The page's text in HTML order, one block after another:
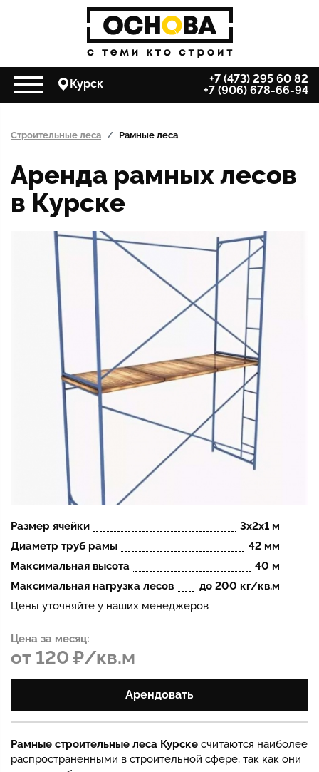
Курск
+7 (473) 295 60 82
+7 (906) 678-66-94
Строительные леса Рамные леса
Аренда рамных лесов
в Курске
Размер ячейки
3х2х1 м
Диаметр труб рамы
42 мм
Максимальная высота
40 м
Максимальная нагрузка лесов
до 200 кг/кв.м
Цены уточняйте у наших менеджеров
Цена за месяц:
от 120 ₽/кв.м
Арендовать
Рамные строительные леса Курске считаются наиболее
распространенными в строительной сфере, так как они